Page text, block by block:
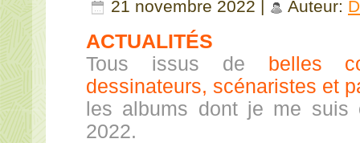
21 novembre 2022 | Auteur:
ACTUALITÉS
Tous issus de belles
dessinateurs, scénaristes et
les albums dont je me
2022.